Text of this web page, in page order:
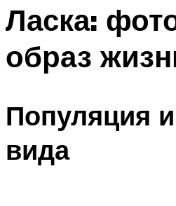
Ласка:
образ
Популяция
вида